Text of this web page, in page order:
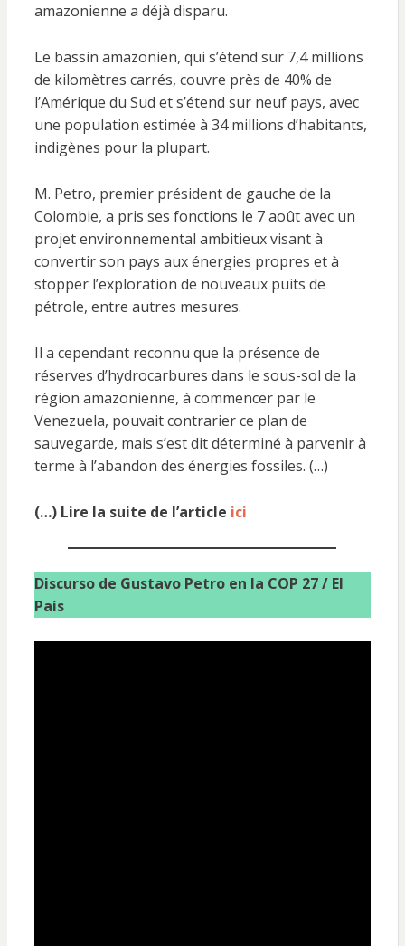
amazonienne a déjà disparu.
Le bassin amazonien, qui s’étend sur 7,4 millions
de kilomètres carrés, couvre près de 40% de
l’Amérique du Sud et s’étend sur neuf pays, avec
une population estimée à 34 millions d’habitants,
indigènes pour la plupart.
M. Petro, premier président de gauche de la
Colombie, a pris ses fonctions le 7 août avec un
projet environnemental ambitieux visant à
convertir son pays aux énergies propres et à
stopper l’exploration de nouveaux puits de
pétrole, entre autres mesures.
Il a cependant reconnu que la présence de
réserves d’hydrocarbures dans le sous-sol de la
région amazonienne, à commencer par le
Venezuela, pouvait contrarier ce plan de
sauvegarde, mais s’est dit déterminé à parvenir à
terme à l’abandon des énergies fossiles. (…)
(…) Lire la suite de l’article ici
Discurso de Gustavo Petro en la COP 27 / El
País